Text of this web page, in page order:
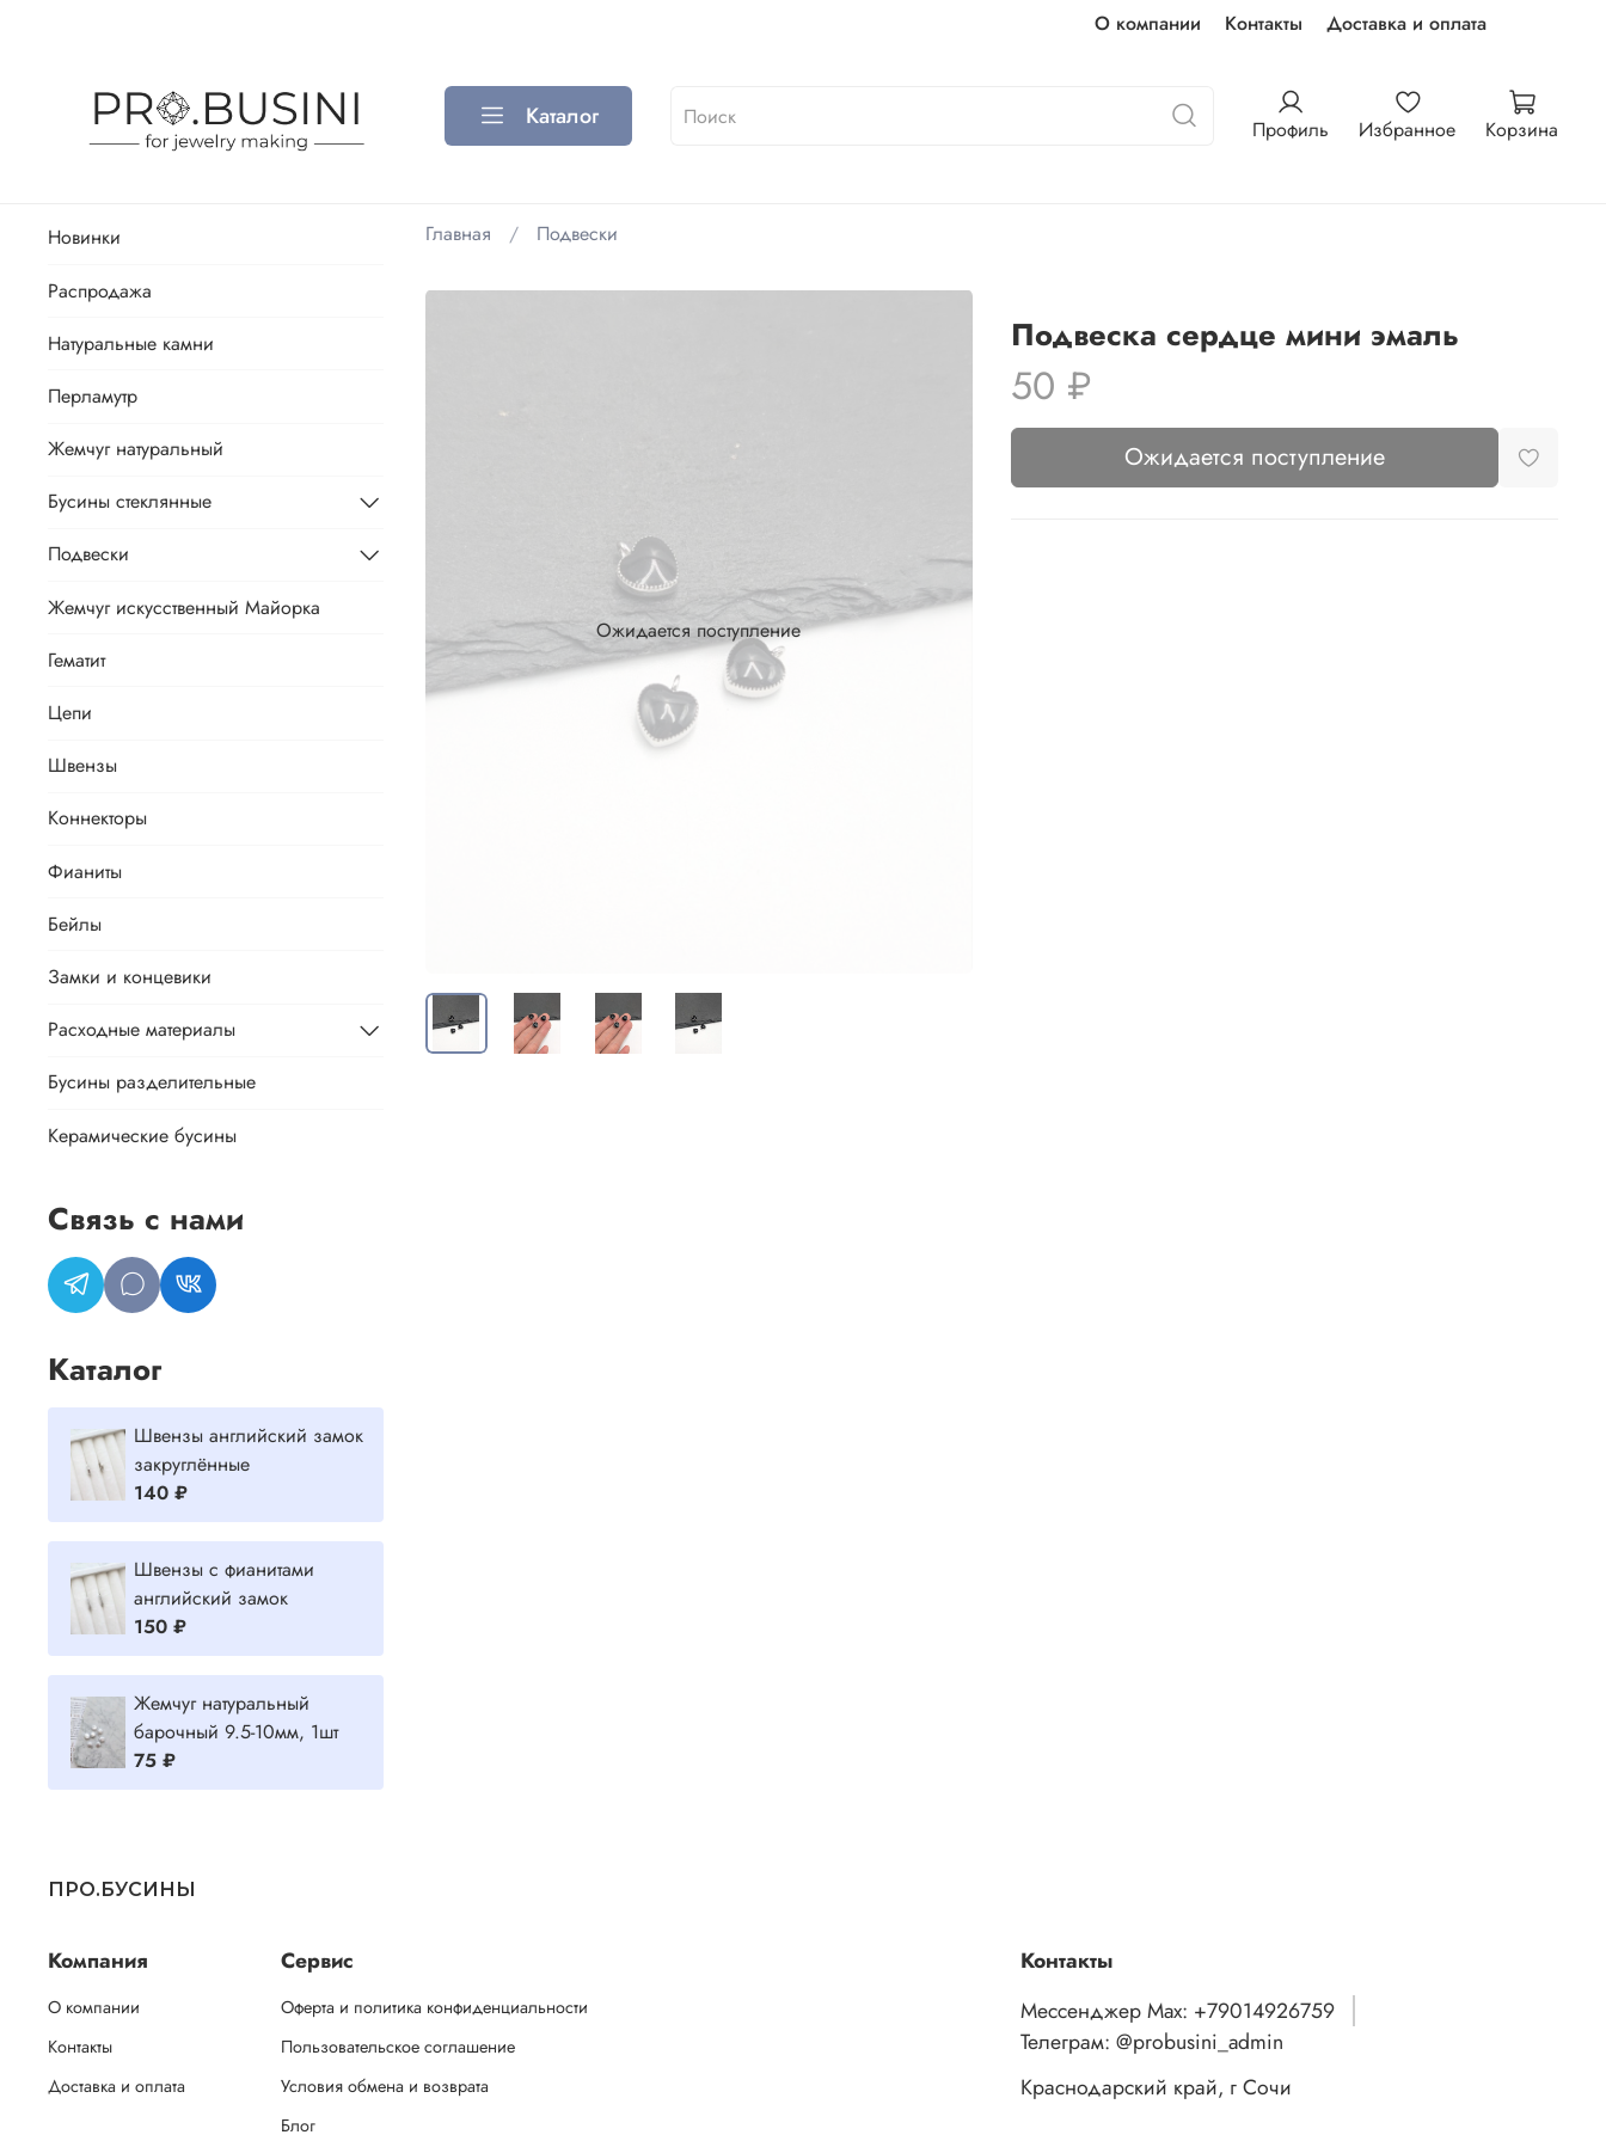
О компании Контакты Доставка и оплата
Каталог Профиль Избранное Корзина
Главная Подвески
Ожидается поступление
Подвеска сердце мини эмаль
50 ₽
Ожидается поступление
Новинки
Распродажа
Натуральные камни
Перламутр
Жемчуг натуральный
Бусины стеклянные
Подвески
Жемчуг искусственный Майорка
Гематит
Цепи
Швензы
Коннекторы
Фианиты
Бейлы
Замки и концевики
Расходные материалы
Бусины разделительные
Керамические бусины
Связь с нами
Каталог
Швензы английский замок
закруглённые
140 ₽
Швензы с фианитами
английский замок
150 ₽
Жемчуг натуральный
барочный 9.5-10мм, 1шт
75 ₽
ПРО.БУСИНЫ
Компания
О компании
Контакты
Доставка и оплата
Сервис
Оферта и политика конфиденциальности
Пользовательское соглашение
Условия обмена и возврата
Блог
Контакты
Мессенджер Max: +79014926759
Телеграм: @probusini_admin
Краснодарский край, г Сочи